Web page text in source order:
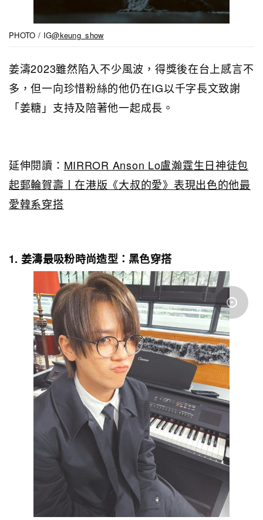
PHOTO / IG@keung_show
姜濤2023雖然陷入不少風波，得獎後在台上感言不
多，但一向珍惜粉絲的他仍在IG以千字長文致謝
「姜糖」支持及陪著他一起成長。
延伸閱讀： MIRROR Anson Lo盧瀚霆生日神徒包
起郵輪賀壽丨在港版《大叔的愛》表現出色的他最
愛韓系穿搭
1. 姜濤最吸粉時尚造型：黑色穿搭